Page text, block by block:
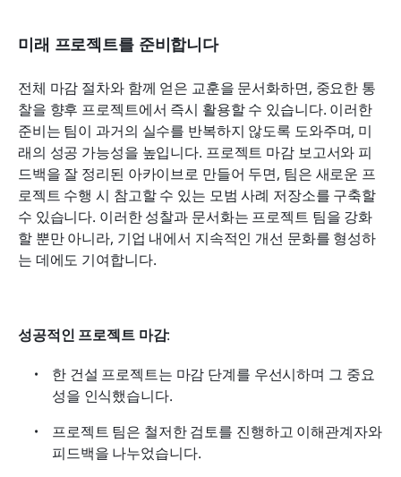
미래 프로젝트를 준비합니다
전체 마감 절차와 함께 얻은 교훈을 문서화하면, 중요한 통
찰을 향후 프로젝트에서 즉시 활용할 수 있습니다. 이러한
준비는 팀이 과거의 실수를 반복하지 않도록 도와주며, 미
래의 성공 가능성을 높입니다. 프로젝트 마감 보고서와 피
드백을 잘 정리된 아카이브로 만들어 두면, 팀은 새로운 프
로젝트 수행 시 참고할 수 있는 모범 사례 저장소를 구축할
수 있습니다. 이러한 성찰과 문서화는 프로젝트 팀을 강화
할 뿐만 아니라, 기업 내에서 지속적인 개선 문화를 형성하
는 데에도 기여합니다.
성공적인 프로젝트 마감:
한 건설 프로젝트는 마감 단계를 우선시하며 그 중요
성을 인식했습니다.
프로젝트 팀은 철저한 검토를 진행하고 이해관계자와
피드백을 나누었습니다.